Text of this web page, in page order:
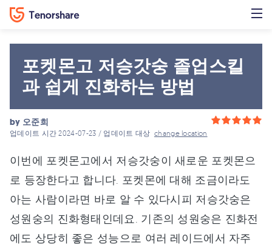
포켓몬고 저승갓숭 졸업스킬
과 쉽게 진화하는 방법
by 오준희
업데이트 시간 2024-07-23 / 업데이트 대상change location
이번에 포켓몬고에서 저승갓숭이 새로운 포켓몬으
로 등장한다고 합니다. 포켓몬에 대해 조금이라도
아는 사람이라면 바로 알 수 있다시피 저승갓숭은
성원숭의 진화형태인데요. 기존의 성원숭은 진화전
에도 상당히 좋은 성능으로 여러 레이드에서 자주